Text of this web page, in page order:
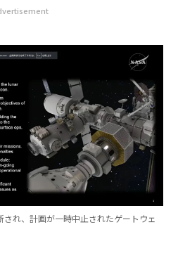
れ、計画が一時中止されたゲートウェ